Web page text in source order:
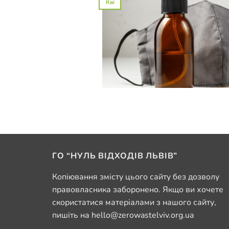
Кві
ГО “НУЛЬ ВІДХОДІВ ЛЬВІВ”
Копіювання змісту цього сайту без дозволу
правовласника заборонено. Якщо ви хочете
скористатися матеріалами з нашого сайту,
пишіть на hello@zerowastelviv.org.ua